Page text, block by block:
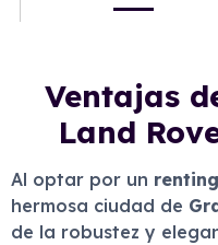
Ventajas
Land
Al optar por un
hermosa ciudad de
de la robustez y